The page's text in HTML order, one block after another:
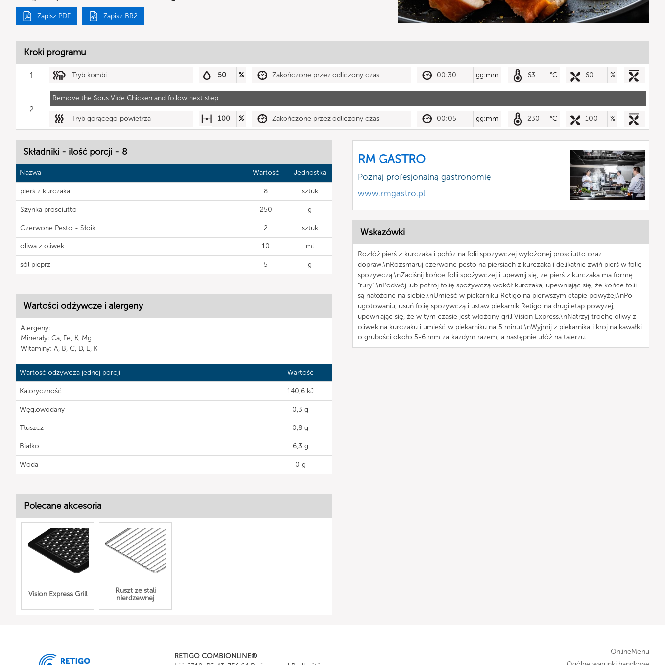
Zapisz PDF Zapisz BR2
Kroki programu
1 Tryb kombi 50 % Zakończone przez odliczony czas 00:30 gg:mm 63 °C 60 %
Remove the Sous Vide Chicken and follow next step
2
Tryb gorącego powietrza 100 % Zakończone przez odliczony czas 00:05 gg:mm 230 °C 100 %
Składniki - ilość porcji - 8
Nazwa Wartość Jednostka
pierś z kurczaka 8 sztuk
Szynka prosciutto 250 g
Czerwone Pesto - Słoik 2 sztuk
oliwa z oliwek 10 ml
sól pieprz 5 g
Wartości odżywcze i alergeny
Alergeny:
Minerały: Ca, Fe, K, Mg
Witaminy: A, B, C, D, E, K
Wartość odżywcza jednej porcji Wartość
Kaloryczność 140,6 kJ
Węglowodany 0,3 g
Tłuszcz 0,8 g
Białko 6,3 g
Woda 0 g
RM GASTRO
Poznaj profesjonalną gastronomię
www.rmgastro.pl
Wskazówki
Rozłóż pierś z kurczaka i połóż na folii spożywczej wyłożonej prosciutto oraz
dopraw.\nRozsmaruj czerwone pesto na piersiach z kurczaka i delikatnie zwiń pierś w folię
spożywczą.\nZaciśnij końce folii spożywczej i upewnij się, że pierś z kurczaka ma formę
"rury".\nPodwój lub potrój folię spożywczą wokół kurczaka, upewniając się, że końce folii
są nałożone na siebie.\nUmieść w piekarniku Retigo na pierwszym etapie powyżej.\nPo
ugotowaniu, usuń folię spożywczą i ustaw piekarnik Retigo na drugi etap powyżej,
upewniając się, że w tym czasie jest włożony grill Vision Express.\nNatrzyj trochę oliwy z
oliwek na kurczaku i umieść w piekarniku na 5 minut.\nWyjmij z piekarnika i kroj na kawałki
o grubości około 5-6 mm za każdym razem, a następnie ułóż na talerzu.
Polecane akcesoria
Vision Express Grill
Ruszt ze stali
nierdzewnej
RETIGO COMBIONLINE®
OnlineMenu